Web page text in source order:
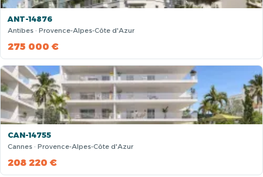
ANT-14876
Antibes · Provence-Alpes-Côte d'Azur
275 000 €
CAN-14755
Cannes · Provence-Alpes-Côte d'Azur
208 220 €